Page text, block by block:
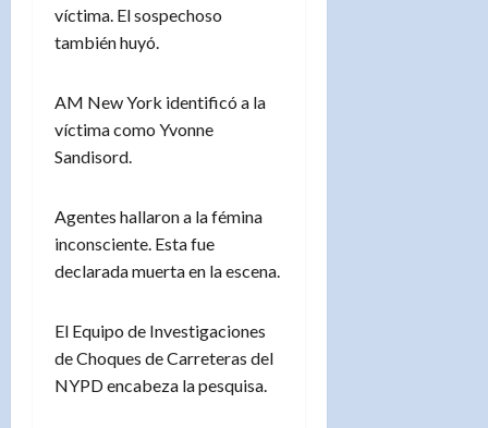
víctima. El sospechoso
también huyó.
AM New York identificó a la
víctima como Yvonne
Sandisord.
Agentes hallaron a la fémina
inconsciente. Esta fue
declarada muerta en la escena.
El Equipo de Investigaciones
de Choques de Carreteras del
NYPD encabeza la pesquisa.